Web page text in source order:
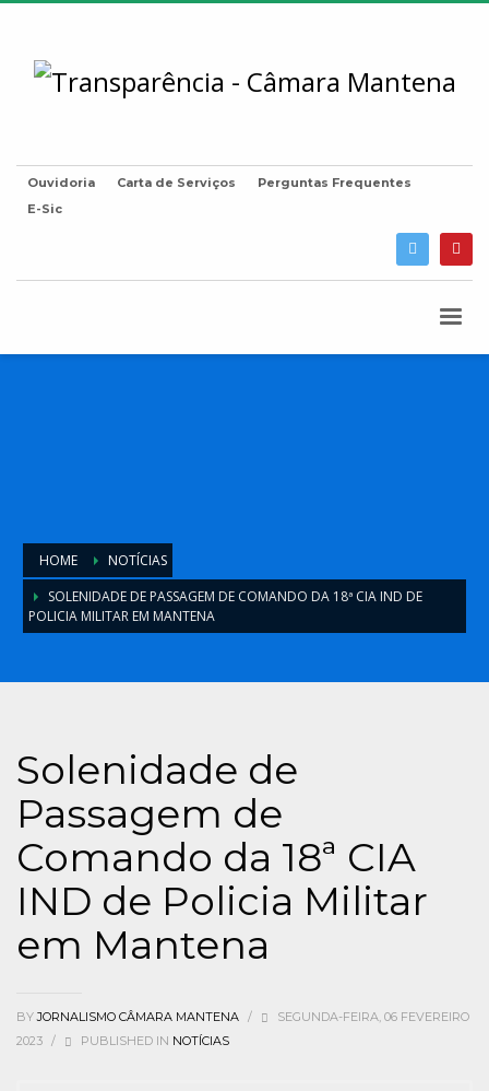
Ouvidoria Carta de Serviços
Perguntas Frequentes
E-Sic
HOME
NOTÍCIAS
SOLENIDADE DE PASSAGEM DE COMANDO DA 18ª CIA IND DE
POLICIA MILITAR EM MANTENA
Solenidade de
Passagem de
Comando da 18ª CIA
IND de Policia Militar
em Mantena
BYJORNALISMO CÂMARA MANTENA /
SEGUNDA-FEIRA, 06 FEVEREIRO
2023 / PUBLISHED IN NOTÍCIAS